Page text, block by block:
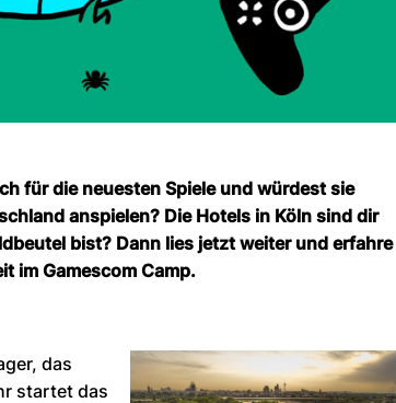
für die neuesten Spiele und würdest sie
anspielen? Die Hotels in Köln sind dir
bist? Dann lies jetzt weiter und erfahre
im Gamescom Camp.
das
startet das